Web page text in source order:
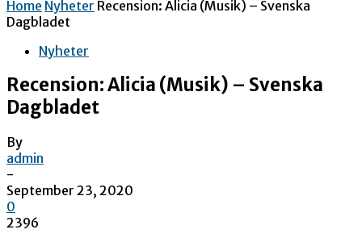
Home Nyheter Recension: Alicia (Musik) – Svenska
Dagbladet
Nyheter
Recension: Alicia (Musik) – Svenska
Dagbladet
By
admin
-
September 23, 2020
0
2396